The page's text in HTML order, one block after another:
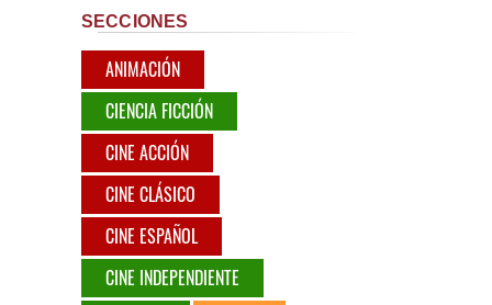
SECCIONES
ANIMACIÓN
CIENCIA FICCIÓN
CINE ACCIÓN
CINE CLÁSICO
CINE ESPAÑOL
CINE INDEPENDIENTE